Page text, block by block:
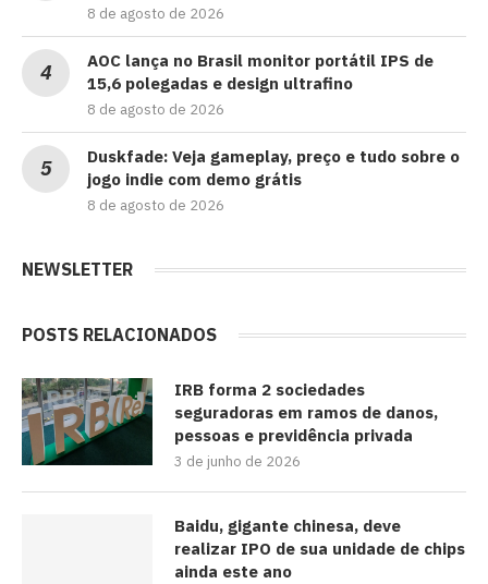
8 de agosto de 2026
AOC lança no Brasil monitor portátil IPS de
15,6 polegadas e design ultrafino
8 de agosto de 2026
Duskfade: Veja gameplay, preço e tudo sobre o
jogo indie com demo grátis
8 de agosto de 2026
NEWSLETTER
POSTS RELACIONADOS
IRB forma 2 sociedades
seguradoras em ramos de danos,
pessoas e previdência privada
3 de junho de 2026
Baidu, gigante chinesa, deve
realizar IPO de sua unidade de chips
ainda este ano